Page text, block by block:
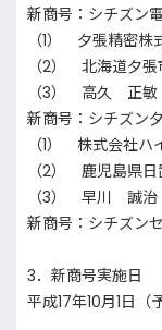
新商号：シチズン
（1） 夕張精密株
（2） 北海道夕
（3） 高久 正敏
新商号：シチズン
（1） 株式会社ハ
（2） 鹿児島県
（3） 早川 誠治
新商号：シチズン
3．新商号実施日
平成17年10月1日（